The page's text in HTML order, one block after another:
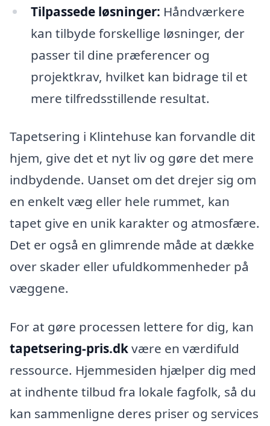
Tilpassede løsninger: Håndværkere
kan tilbyde forskellige løsninger, der
passer til dine præferencer og
projektkrav, hvilket kan bidrage til et
mere tilfredsstillende resultat.
Tapetsering i Klintehuse kan forvandle dit
hjem, give det et nyt liv og gøre det mere
indbydende. Uanset om det drejer sig om
en enkelt væg eller hele rummet, kan
tapet give en unik karakter og atmosfære.
Det er også en glimrende måde at dække
over skader eller ufuldkommenheder på
væggene.
For at gøre processen lettere for dig, kan
tapetsering-pris.dkvære en værdifuld
ressource. Hjemmesiden hjælper dig med
at indhente tilbud fra lokale fagfolk, så du
kan sammenligne deres priser og services